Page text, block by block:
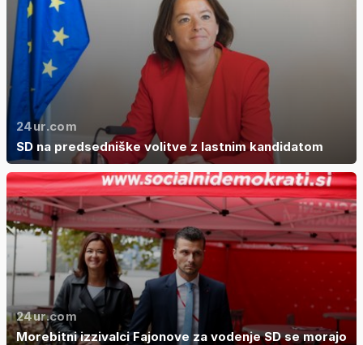
24ur.com
SD na predsedniške volitve z lastnim kandidatom
24ur.com
Morebitni izzivalci Fajonove za vodenje SD se morajo